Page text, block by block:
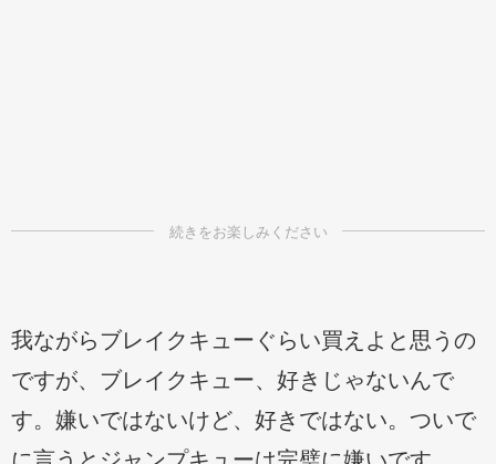
我ながらブレイクキューぐらい買えよと思うの
ですが、ブレイクキュー、好きじゃないんで
す。嫌いではないけど、好きではない。ついで